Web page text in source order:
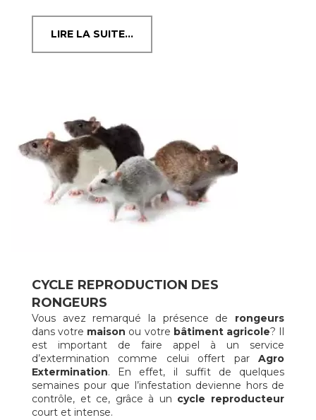
LIRE LA SUITE...
CYCLE REPRODUCTION DES
RONGEURS
Vous avez remarqué la présence de rongeurs
dans votre maison ou votre bâtiment agricole? Il
est important de faire appel à un service
d’extermination comme celui offert par Agro
Extermination. En effet, il suffit de quelques
semaines pour que l’infestation devienne hors de
contrôle, et ce, grâce à un cycle reproducteur
court et intense.